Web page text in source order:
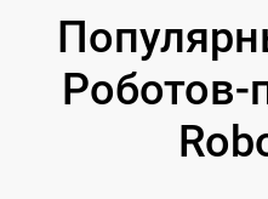
Роботов-